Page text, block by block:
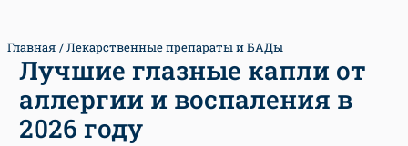
Главная Лекарственные препараты и БАДы
Лучшие глазные капли от
аллергии и воспаления в
2026 году